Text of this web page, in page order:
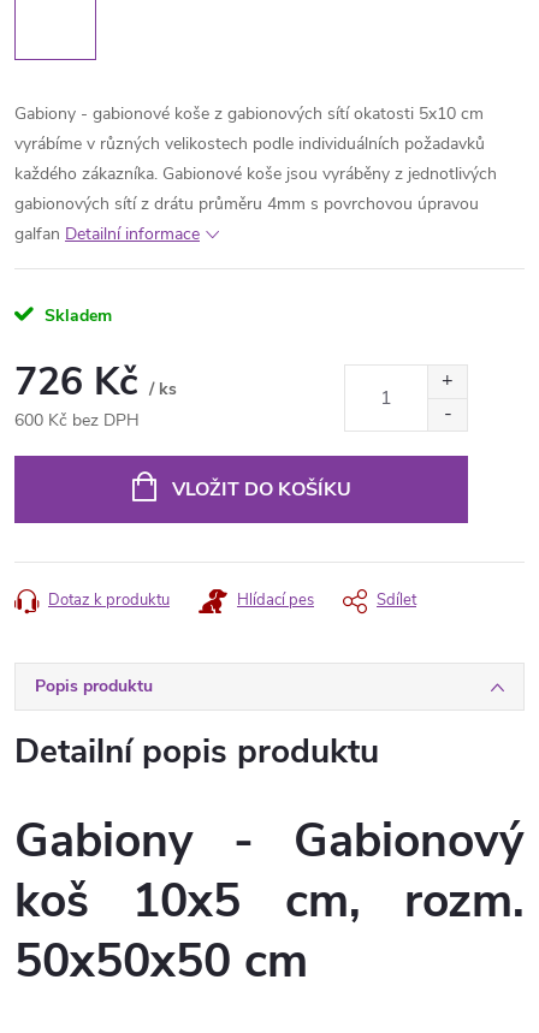
Gabiony - gabionové koše z gabionových sítí okatosti 5x10 cm
vyrábíme v různých velikostech podle individuálních požadavků
každého zákazníka. Gabionové koše jsou vyráběny z jednotlivých
gabionových sítí z drátu průměru 4mm s povrchovou úpravou
galfan Detailní informace
Skladem
726 Kč / ks
600 Kč bez DPH
VLOŽIT DO KOŠÍKU
Dotaz k produktu Hlídací pes Sdílet
Popis produktu
Detailní popis produktu
Gabiony - Gabionový
koš 10x5 cm, rozm.
50x50x50 cm